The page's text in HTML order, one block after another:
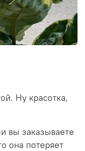
Ну красотка,
вы заказываете
она потеряет